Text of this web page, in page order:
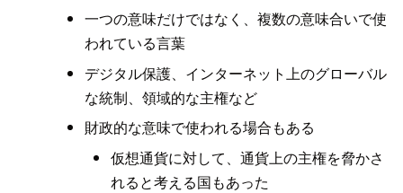
一つの意味だけではなく、複数の意味合いで使
われている言葉
デジタル保護、インターネット上のグローバル
な統制、領域的な主権など
財政的な意味で使われる場合もある
仮想通貨に対して、通貨上の主権を脅かさ
れると考える国もあった